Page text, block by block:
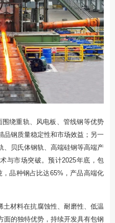
围绕重轨、风电板、管线钢等优势
品钢质量稳定性和市场效益；另一
、贝氏体钢轨、高端硅钢等高端产
与市场突破。预计2025年底，包
品种钢占比达65%，产品高端化
土材料在抗腐蚀性、耐磨性、低温
面的独特优势，持续开发具有包钢